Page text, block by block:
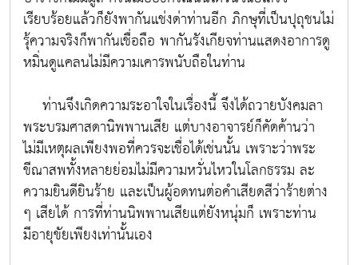
เรียบร้อยแล้วก็ยังพากันแช่งด่าท่านอีก ภิกษุที่เป็นปุถุชนไม่
รุ้ความจริงก็พากันเชื่อถือ พากันรังเกียจท่านแสดงอาการดู
หมิ่นดูแคลนไม่มีความเคารพนับถือในท่าน
ท่านจึงเกิดความระอาใจในเรื่องนี้ จึงได้ถวายบังคมลา
พระบรมศาสดานิพพานเสีย แต่บางอาจารย์ก็คัดค้านว่า
ไม่มีเหตุผลเพียงพอที่ควรจะเชื่อได้เช่นนั้น เพราะว่าพระ
ขีณาสพทั้งหลายย่อมไม่มีความหวั่นไหวในโลกธรรม ละ
ความยินดียินร้าย และเป็นผู้อดทนต่อคำเสียดสีว่าร้ายต่าง
ๆ เสียได้ การที่ท่านนิพพานเสียแต่ยังหนุ่มก็ เพราะท่าน
มีอายุขัยเพียงเท่านั้นเอง